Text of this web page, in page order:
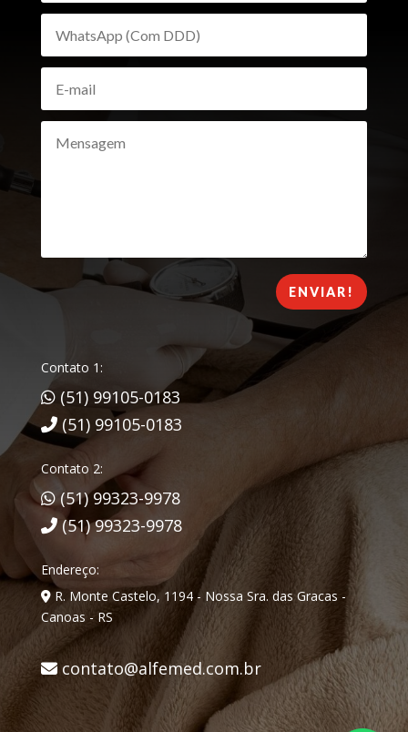
ENVIAR!
Contato 1:
(51) 99105-0183
(51) 99105-0183
Contato 2:
(51) 99323-9978
(51) 99323-9978
Endereço:
R. Monte Castelo, 1194 - Nossa Sra. das Gracas -
Canoas - RS
contato@alfemed.com.br